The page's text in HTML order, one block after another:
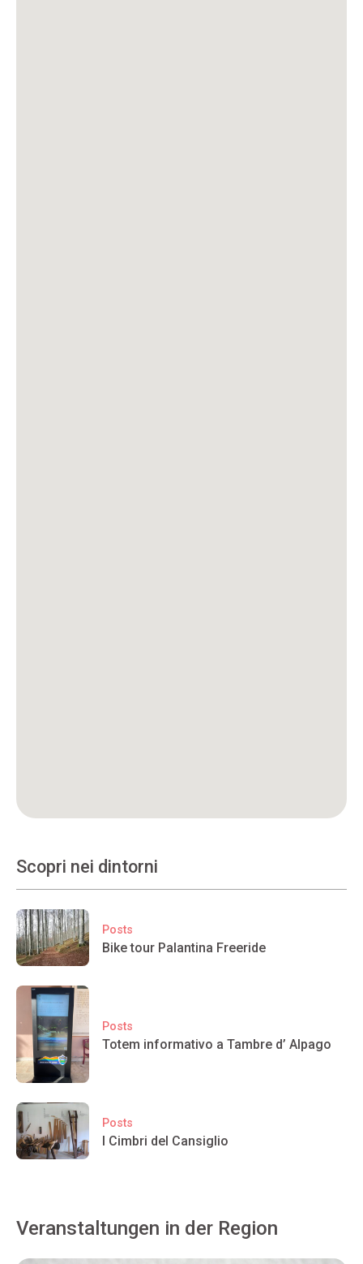
Scopri nei dintorni
Posts
Bike tour Palantina Freeride
Posts
Totem informativo a Tambre d’ Alpago
Posts
I Cimbri del Cansiglio
Veranstaltungen in der Region